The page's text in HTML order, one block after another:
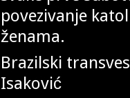
povezivanje
ženama.
Brazilski
Isaković